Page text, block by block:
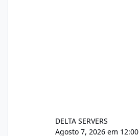
DELTA SERVERS
Agosto 7, 2026 em 12:00